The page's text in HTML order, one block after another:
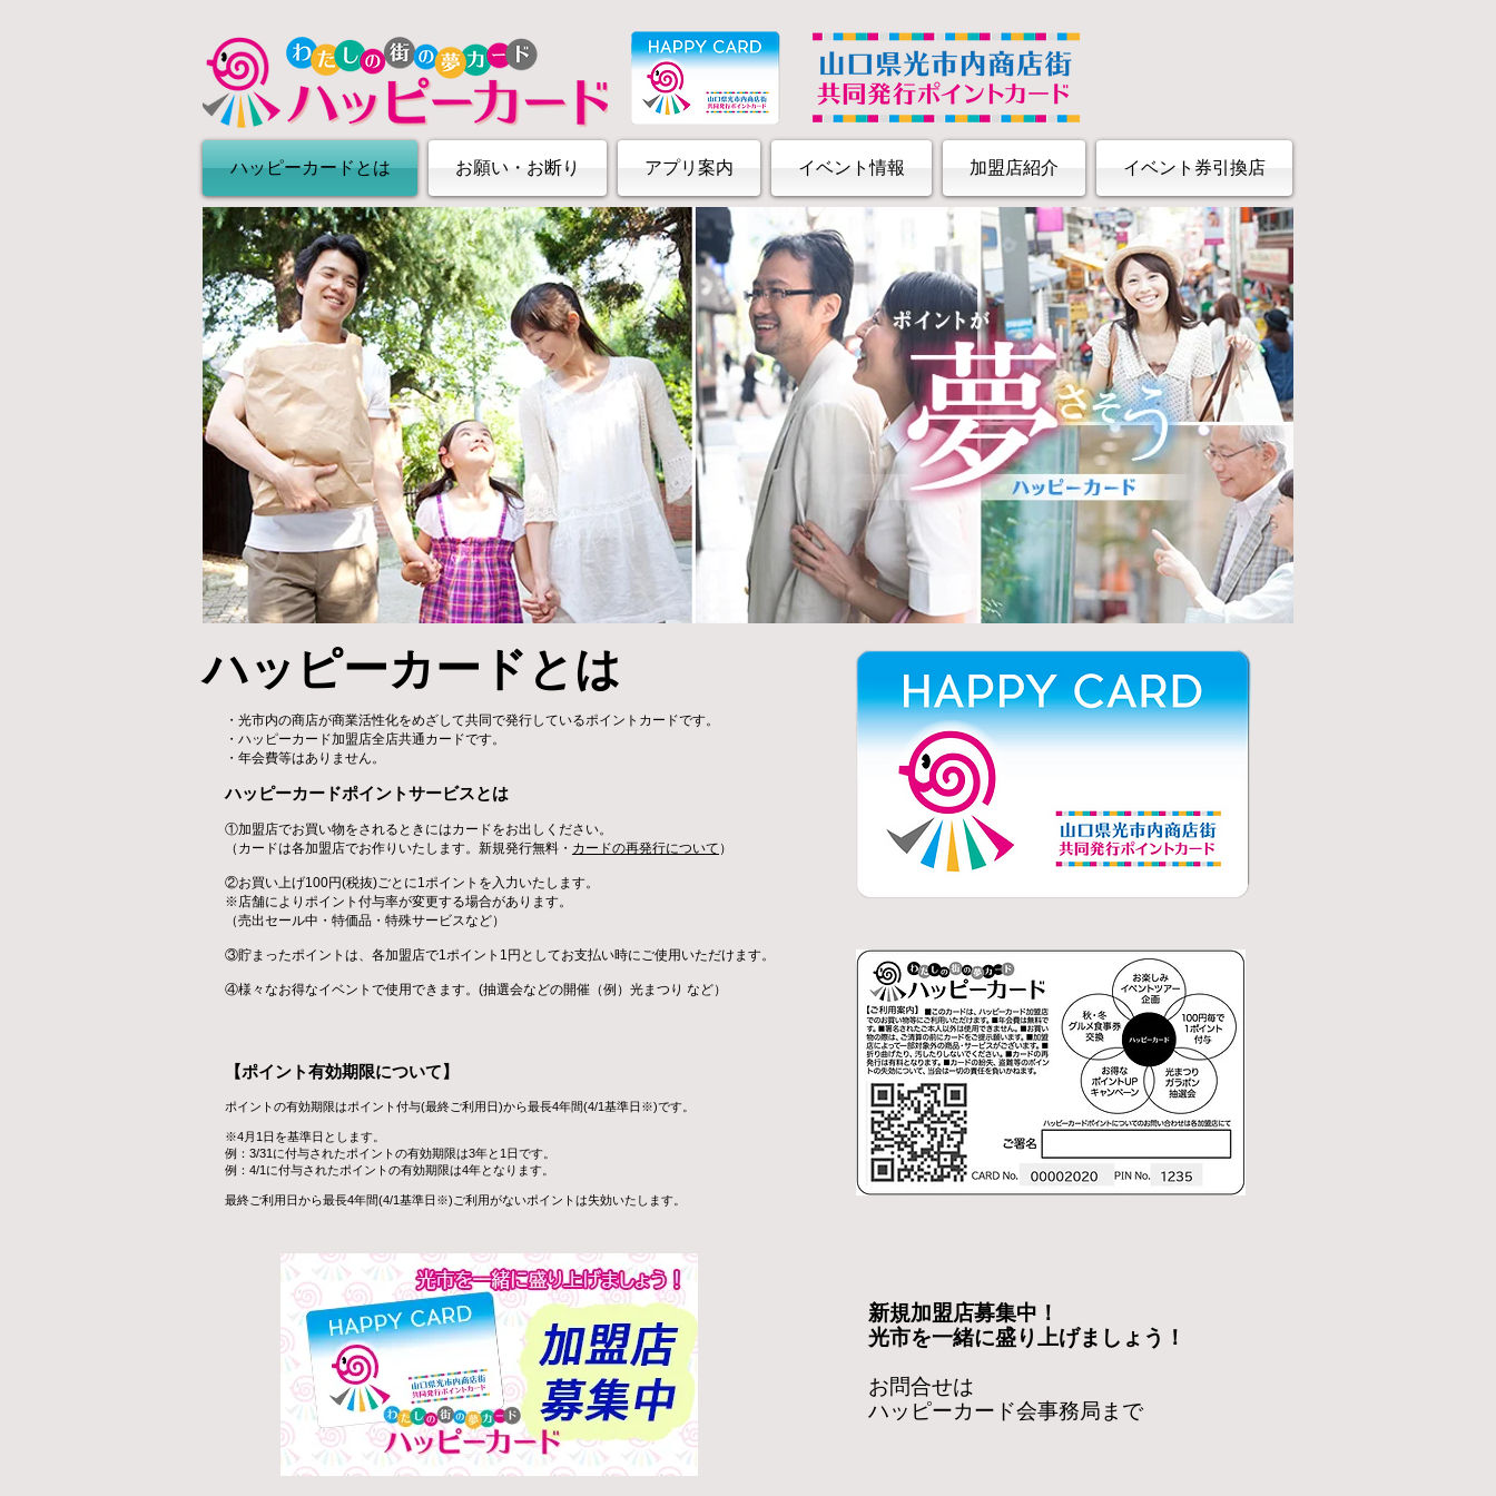
ハッピーカードとは お願い・お断り アプリ案内 イベント情報 加盟店紹介 イベント券引換店
ハッピーカードとは
・光市内の商店が商業活性化をめざして共同で発行しているポイントカードです。
・ハッピーカード加盟店全店共通カードです。
・年会費等はありません。
ハッピーカードポイントサービスとは
①加盟店でお買い物をされるときにはカードをお出しください。
（カードは各加盟店でお作りいたします。新規発行無料・ カードの再発行について ）
②お買い上げ100円(税抜)ごとに1ポイントを入力いたします。
※店舗によりポイント付与率が変更する場合があります。
（売出セール中・特価品・特殊サービスなど）
③貯まったポイントは、各加盟店で1ポイント1円としてお支払い時にご使用いただけます。
④様々なお得なイベントで使用できます。(抽選会などの開催（例）光まつり など）​
【ポイント有効期限について】
ポイントの有効期限はポイント付与(最終ご利用日)から最長4年間(4/1基準日※)です。
※4月1日を基準日とします。
例：3/31に付与されたポイントの有効期限は3年と1日です。
例：4/1に付与されたポイントの有効期限は4年となります。
最終ご利用日から最長4年間(4/1基準日※)ご利用がないポイントは失効いたします。
新規加盟店募集中！
光市を一緒に盛り上げましょう！
​お問合せは
ハッピーカード会事務局まで